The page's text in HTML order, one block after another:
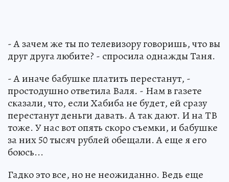
- А зачем же ты по телевизору говоришь, что вы
друг друга любите? - спросила однажды Таня.
- А иначе бабушке платить перестанут, -
простодушно ответила Валя. - Нам в газете
сказали, что, если Хабиба не будет, ей сразу
перестанут деньги давать. А так дают. И на ТВ
тоже. У нас вот опять скоро съемки, и бабушке
за них 50 тысяч рублей обещали. А еще я его
боюсь...
Гадко это все, но не неожиданно. Ведь еще